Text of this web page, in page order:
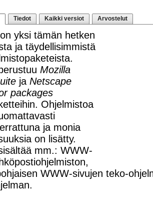
Tiedot Kaikki versiot Arvostelut
on yksi tämän hetken
ja täydellisimmistä
Mozilla
ja Netscape
packages
Ohjelmistoa
ja monia
on lisätty.
mm.: WWW-
WWW-sivujen teko-